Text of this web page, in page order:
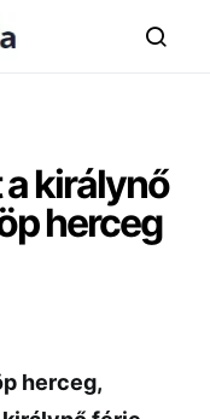
királynő
herceg
herceg,